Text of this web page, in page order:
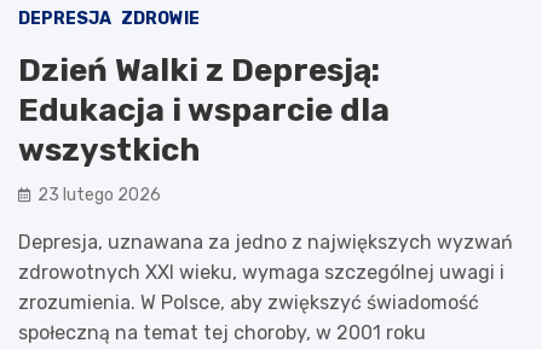
DEPRESJA ZDROWIE
Dzień Walki z Depresją:
Edukacja i wsparcie dla
wszystkich
23 lutego 2026
Depresja, uznawana za jedno z największych wyzwań
zdrowotnych XXI wieku, wymaga szczególnej uwagi i
zrozumienia. W Polsce, aby zwiększyć świadomość
społeczną na temat tej choroby, w 2001 roku